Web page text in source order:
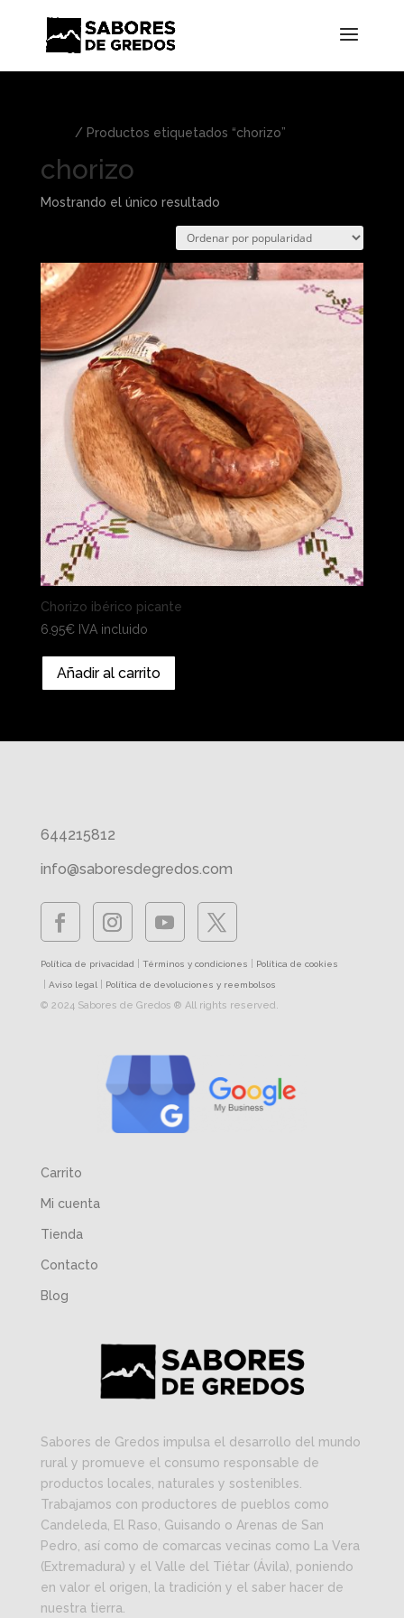
/ Productos etiquetados “chorizo”
chorizo
Mostrando el único resultado
Chorizo ibérico picante
6.95€ IVA incluido
Añadir al carrito
644215812
info@saboresdegredos.com
Política de privacidad Términos y condiciones Política de cookies
Aviso legal| Política de devoluciones y reembolsos
© 2024 Sabores de Gredos ® All rights reserved.
Carrito
Mi cuenta
Tienda
Contacto
Blog
Sabores de Gredos impulsa el desarrollo del mundo
rural y promueve el consumo responsable de
productos locales, naturales y sostenibles.
Trabajamos con productores de pueblos como
Candeleda, El Raso, Guisando o Arenas de San
Pedro, así como de comarcas vecinas como La Vera
(Extremadura) y el Valle del Tiétar (Ávila), poniendo
en valor el origen, la tradición y el saber hacer de
nuestra tierra.